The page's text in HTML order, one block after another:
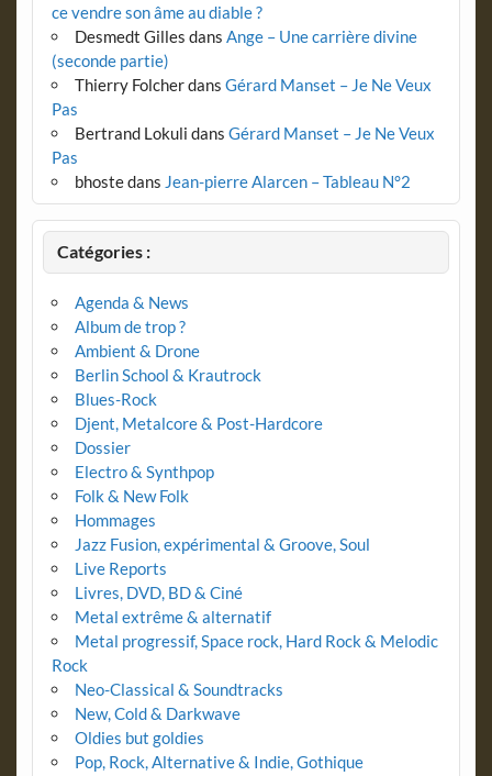
ce vendre son âme au diable ?
Desmedt Gilles dans Ange – Une carrière divine
(seconde partie)
Thierry Folcherdans Gérard Manset – Je Ne Veux
Pas
Bertrand Lokuli dans Gérard Manset – Je Ne Veux
Pas
bhostedans Jean-pierre Alarcen – Tableau N°2
Catégories :
Agenda & News
Album de trop ?
Ambient & Drone
Berlin School & Krautrock
Blues-Rock
Djent, Metalcore & Post-Hardcore
Dossier
Electro & Synthpop
Folk & New Folk
Hommages
Jazz Fusion, expérimental & Groove, Soul
Live Reports
Livres, DVD, BD & Ciné
Metal extrême & alternatif
Metal progressif, Space rock, Hard Rock & Melodic
Rock
Neo-Classical & Soundtracks
New, Cold & Darkwave
Oldies but goldies
Pop, Rock, Alternative & Indie, Gothique